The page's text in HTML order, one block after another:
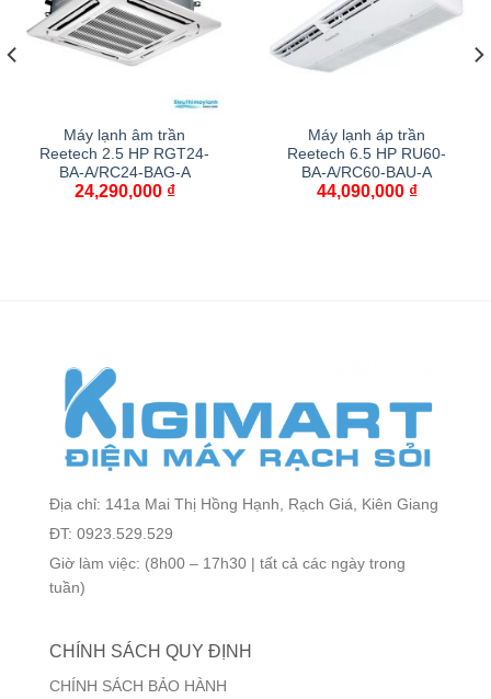
Máy lạnh âm trần
Reetech 2.5 HP RGT24-
BA-A/RC24-BAG-A
24,290,000 ₫
Máy lạnh áp trần
Reetech 6.5 HP RU60-
BA-A/RC60-BAU-A
44,090,000 ₫
Địa chỉ: 141a Mai Thị Hồng Hạnh, Rạch Giá, Kiên Giang
ĐT: 0923.529.529
Giờ làm việc: (8h00 – 17h30 | tất cả các ngày trong
tuần)
CHÍNH SÁCH QUY ĐỊNH
CHÍNH SÁCH BẢO HÀNH